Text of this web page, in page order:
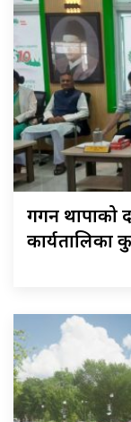
गगन थापाको
कार्यतालिका